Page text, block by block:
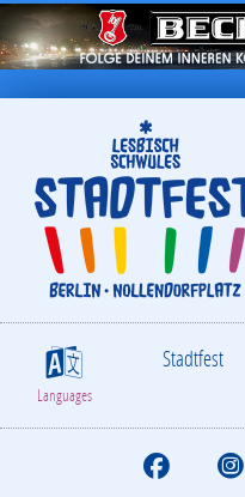
S
Languages
Stadtfest
F I